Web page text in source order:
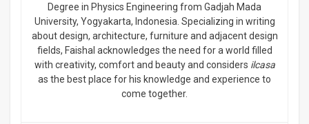
Degree in Physics Engineering from Gadjah Mada
University, Yogyakarta, Indonesia. Specializing in writing
about design, architecture, furniture and adjacent design
fields, Faishal acknowledges the need for a world filled
with creativity, comfort and beauty and considers ilcasa
as the best place for his knowledge and experience to
come together.